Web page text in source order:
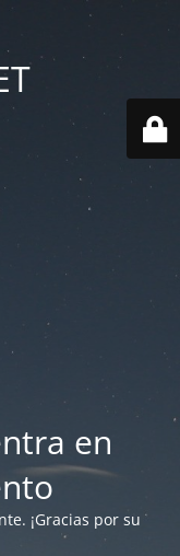
en
¡Gracias por su